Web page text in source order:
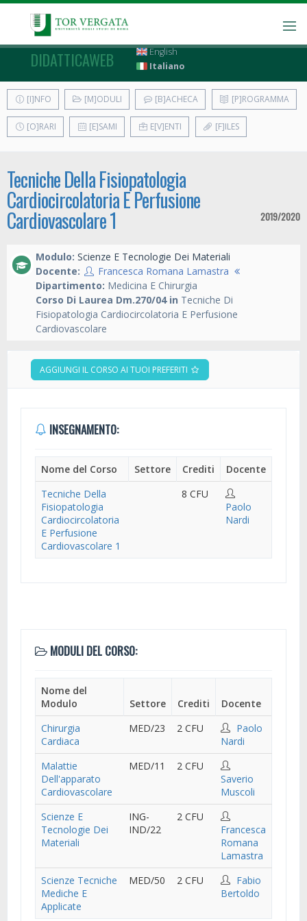
DIDATTICAWEB
English
Italiano
[I]NFO [M]ODULI [B]ACHECA [P]ROGRAMMA
[O]RARI [E]SAMI E[V]ENTI [F]ILES
Tecniche Della Fisiopatologia
Cardiocircolatoria E Perfusione
Cardiovascolare 1 2019/2020
Modulo: Scienze E Tecnologie Dei Materiali
Docente:
Francesca Romana Lamastra
Dipartimento: Medicina E Chirurgia
Corso Di Laurea Dm.270/04 in Tecniche Di
Fisiopatologia Cardiocircolatoria E Perfusione
Cardiovascolare
AGGIUNGI IL CORSO AI TUOI PREFERITI
INSEGNAMENTO:
Nome del Corso Settore Crediti
Docente
Tecniche Della
Fisiopatologia
Cardiocircolatoria
E Perfusione
Cardiovascolare 1
8 CFU
Paolo
Nardi
MODULI DEL CORSO:
Nome del
Modulo
Settore Crediti
Docente
Chirurgia
Cardiaca
MED/23 2 CFU
Paolo
Nardi
Malattie
Dell'apparato
Cardiovascolare
MED/11
2 CFU
Saverio
Muscoli
Scienze E
Tecnologie Dei
Materiali
ING-
IND/22
2 CFU
Francesca
Romana
Lamastra
Scienze Tecniche
Mediche E
Applicate
MED/50 2 CFU
Fabio
Bertoldo